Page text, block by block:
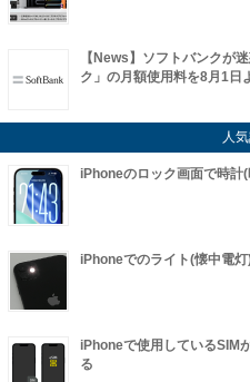
【News】ソフトバンクが
ク」の月額使用料を8月1日
人
iPhoneのロック画面で時計
iPhoneでのライト(懐中電
iPhoneで使用しているSIM
る